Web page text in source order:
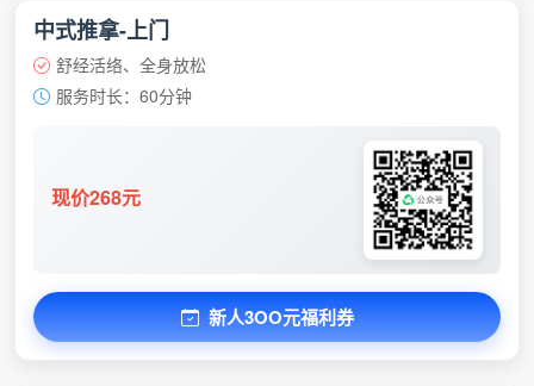
中式推拿-上门
舒经活络、全身放松
服务时长：60分钟
现价268元
新人3OO元福利券